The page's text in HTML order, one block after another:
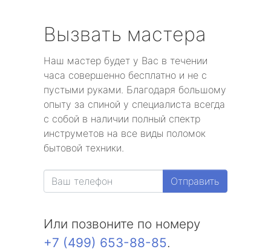
Вызвать мастера
Наш мастер будет у Вас в течении
часа совершенно бесплатно и не с
пустыми руками. Благодаря большому
опыту за спиной у специалиста всегда
с собой в наличии полный спектр
инструметов на все виды поломок
бытовой техники.
Отправить
Или позвоните по номеру
+7 (499) 653-88-85.